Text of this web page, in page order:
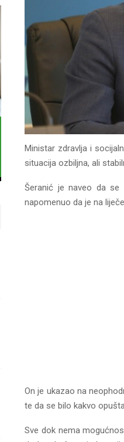
Ministar zdravlja i
situacija ozbiljna, ali
Šeranić je naveo da se
napomenuo da je na
On je ukazao na
te da se bilo kakvo
Sve dok nema